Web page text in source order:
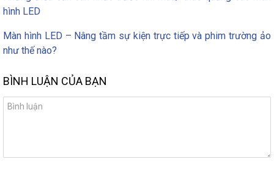
hình LED
Màn hình LED – Nâng tầm sự kiện trực tiếp và phim trường ảo
như thế nào?
BÌNH LUẬN CỦA BẠN